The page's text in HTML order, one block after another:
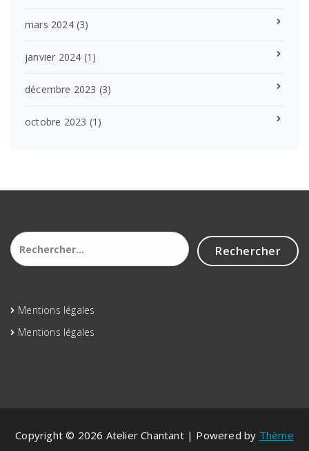
mars 2024(3)
janvier 2024 (1)
décembre 2023 (3)
octobre 2023 (1)
Rechercher :
Mentions légales
Mentions légales
Copyright © 2026 Atelier Chantant | Powered by Thème